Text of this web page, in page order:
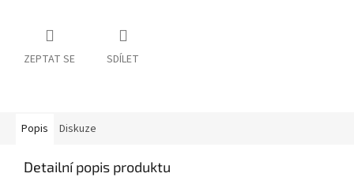
ZEPTAT SE SDÍLET
Popis Diskuze
Detailní popis produktu